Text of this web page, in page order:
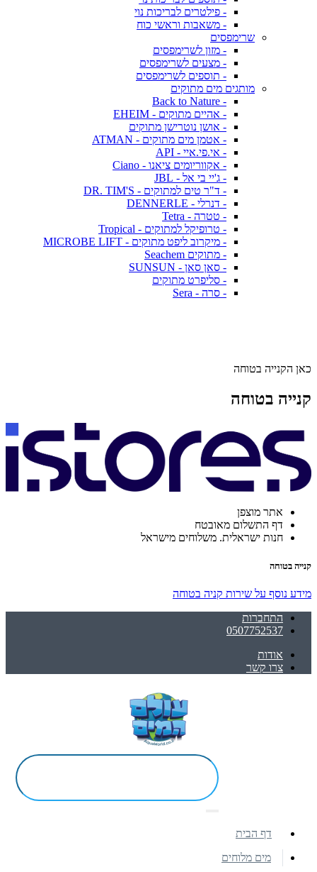
- פילטרים לבריכות נוי
- משאבות וראשי כוח
שרימפסים
- מזון לשרימפסים
- מצעים לשרימפסים
- תוספים לשרימפסים
מותגים מים מתוקים
- Back to Nature
- אהיים מתוקים - EHEIM
- אושן נוטרישן מתוקים
- אטמן מים מתוקים - ATMAN
- אי.פי.איי - API
- אקווריומים ציאנו - Ciano
- ג'יי בי אל - JBL
- ד"ר טים למתוקים - DR. TIM'S
- דנרלי - DENNERLE
- טטרה - Tetra
- טרופיקל למתוקים - Tropical
- מיקרוב ליפט מתוקים - MICROBE LIFT
- מתוקים Seachem
- סאן סאן - SUNSUN
- סליפרט מתוקים
- סרה - Sera
כאן הקנייה בטוחה
קנייה בטוחה
אתר מוצפן
דף התשלום מאובטח
חנות ישראלית. משלוחים מישראל
קנייה בטוחה
מידע נוסף על שירות קניה בטוחה
התחברות
0507752537
אודות
צרו קשר
דף הבית
מים מלוחים